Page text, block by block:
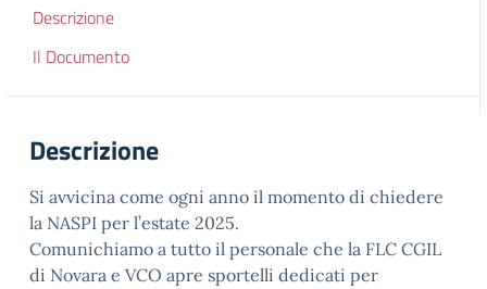
Descrizione
Il Documento
Descrizione
Si avvicina come ogni anno il momento di chiedere
la NASPI per l’estate 2025.
Comunichiamo a tutto il personale che la FLC CGIL
di Novara e VCO apre sportelli dedicati per